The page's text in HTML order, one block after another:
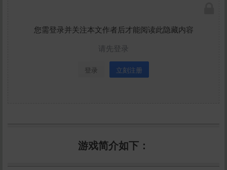
您需登录并关注本文作者后才能阅读此隐藏内容
请先登录
登录 立刻注册
游戏简介如下：